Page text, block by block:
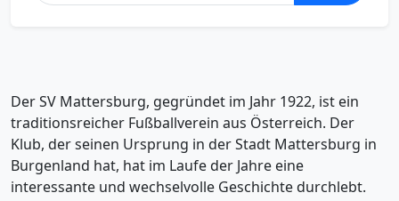
Der SV Mattersburg, gegründet im Jahr 1922, ist ein
traditionsreicher Fußballverein aus Österreich. Der
Klub, der seinen Ursprung in der Stadt Mattersburg in
Burgenland hat, hat im Laufe der Jahre eine
interessante und wechselvolle Geschichte durchlebt.